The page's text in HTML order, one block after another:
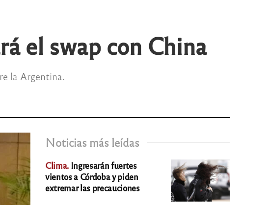
el swap con China
la Argentina.
Noticias más leídas
Clima. Ingresarán fuertes
vientos a Córdoba y piden
extremar las precauciones